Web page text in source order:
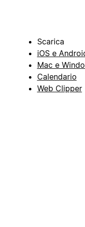
Scarica
iOS e
Mac e
Calendario
Web Clipper